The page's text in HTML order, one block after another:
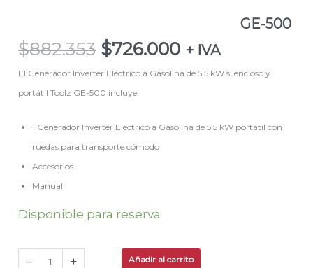
GE-500
$882.353 $726.000 + IVA
El Generador Inverter Eléctrico a Gasolina de 5.5 kW silencioso y
portátil Toolz GE-500 incluye:
1 Generador Inverter Eléctrico a Gasolina de 5.5 kW portátil con
ruedas para transporte cómodo
Accesorios
Manual
Disponible para reserva
- + Añadir al carrito